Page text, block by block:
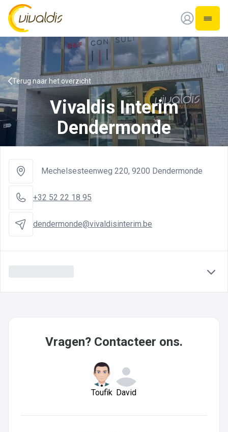
Vivaldis Interim
Open
Terug naar het overzicht
Vivaldis Interim
Dendermonde
Mechelsesteenweg 220, 9200 Dendermonde
+32 52 22 18 95
dendermonde@vivaldisinterim.be
Vragen? Contacteer ons.
Toufik David